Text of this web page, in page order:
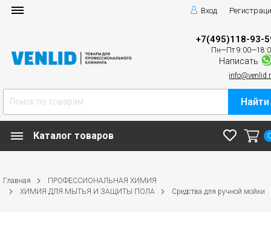
Вход
+7(495)118-93-
Пн—Пт
Написать
Найти
Каталог товаров
Главная
ПРОФЕССИОНАЛЬНАЯ ХИМИЯ
ХИМИЯ ДЛЯ МЫТЬЯ И ЗАЩИТЫ ПОЛА
Средства для ручной мойки